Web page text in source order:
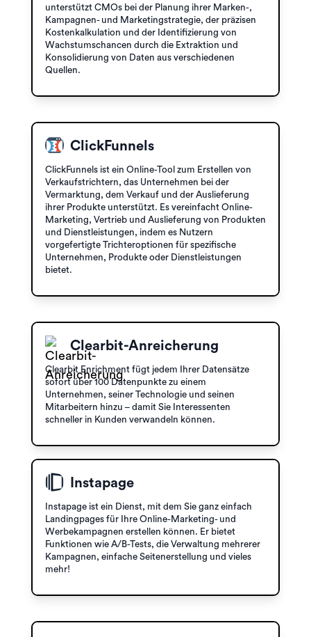
unterstützt CMOs bei der Planung ihrer Marken-,
Kampagnen- und Marketingstrategie, der präzisen
Kostenkalkulation und der Identifizierung von
Wachstumschancen durch die Extraktion und
Konsolidierung von Daten aus verschiedenen
Quellen.
ClickFunnels
ClickFunnels ist ein Online-Tool zum Erstellen von
Verkaufstrichtern, das Unternehmen bei der
Vermarktung, dem Verkauf und der Auslieferung
ihrer Produkte unterstützt. Es vereinfacht Online-
Marketing, Vertrieb und Auslieferung von Produkten
und Dienstleistungen, indem es Nutzern
vorgefertigte Trichteroptionen für spezifische
Unternehmen, Produkte oder Dienstleistungen
bietet.
Clearbit-Anreicherung
Clearbit Enrichment fügt jedem Ihrer Datensätze
sofort über 100 Datenpunkte zu einem
Unternehmen, seiner Technologie und seinen
Mitarbeitern hinzu – damit Sie Interessenten
schneller in Kunden verwandeln können.
Instapage
Instapage ist ein Dienst, mit dem Sie ganz einfach
Landingpages für Ihre Online-Marketing- und
Werbekampagnen erstellen können. Er bietet
Funktionen wie A/B-Tests, die Verwaltung mehrerer
Kampagnen, einfache Seitenerstellung und vieles
mehr!